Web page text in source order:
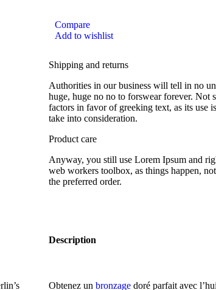
Compare
Add to wishlist
Shipping and returns
Authorities in our business will tell in no
huge, huge no no to forswear forever. Not
factors in favor of greeking text, as its use
take into consideration.
Product care
Anyway, you still use Lorem Ipsum and
web workers toolbox, as things happen,
the preferred order.
Description
Obtenez un bronzage doré parfait avec